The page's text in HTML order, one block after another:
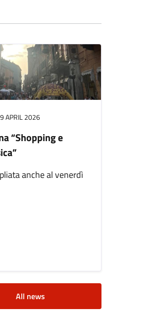
9 APRIL 2026
“Shopping e
anche al venerdì
All news